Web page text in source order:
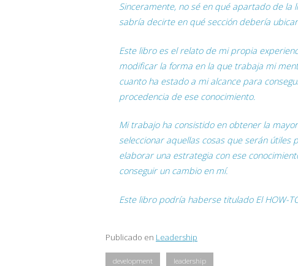
Sinceramente, no sé en qué apartado de
sabría decirte en qué sección debería
Este libro es el relato de mi propia
modificar la forma en la que trabaja mi
cuanto ha estado a mi alcance para
procedencia de ese conocimiento.
Mi trabajo ha consistido en obtener la
seleccionar aquellas cosas que serán
elaborar una estrategia con ese
conseguir un cambio en mí.
Este libro podría haberse titulado El HOW-
Publicado en Leadership
development leadership